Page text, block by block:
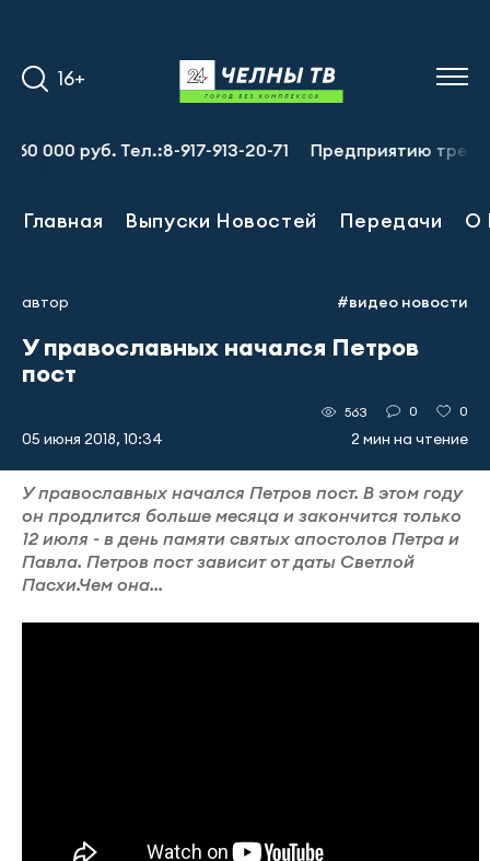
16+
руб. Тел.:8-917-913-20-71 Предприятию требуется
Главная Выпуски Новостей Передачи О
автор #видео новости
У православных начался Петров
пост
05 июня 2018, 10:34
563 0 0
2 мин на чтение
У православных начался Петров пост. В этом году
он продлится больше месяца и закончится только
12 июля - в день памяти святых апостолов Петра и
Павла. Петров пост зависит от даты Светлой
Пасхи.Чем она...